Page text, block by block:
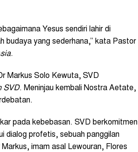
Yesus sendiri lahir di
budaya yang sederhana,” kata Pastor
.
Markus Solo Kewuta, SVD
SVD. Meninjau kembali Nostra Aetate,
pada kebebasan. SVD berkomitmen
dialog profetis, sebuah panggilan
imam asal Lewouran, Flores